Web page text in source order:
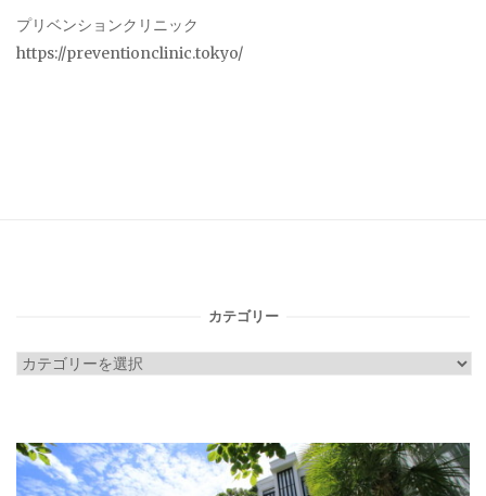
プリベンションクリニック
https://preventionclinic.tokyo/
カテゴリー
カ
リ
ー